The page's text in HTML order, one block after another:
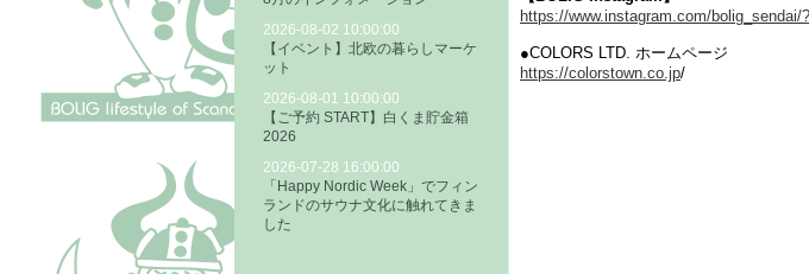
https://www.instagram.com/bolig_sendai/
●COLORS LTD. ホームページ
https://colorstown.co.jp/
2026-08-02 10:00:00
【イベント】北欧の暮らしマーケ
ット
2026-08-01 10:00:00
【ご予約 START】白くま貯金箱
2026
2026-07-28 16:00:00
「Happy Nordic Week」でフィン
ランドのサウナ文化に触れてきま
した